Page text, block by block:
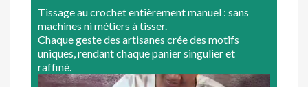
Tissage au crochet entièrement manuel : sans
machines ni métiers à tisser.
Chaque geste des artisanes crée des motifs
uniques, rendant chaque panier singulier et
raffiné.